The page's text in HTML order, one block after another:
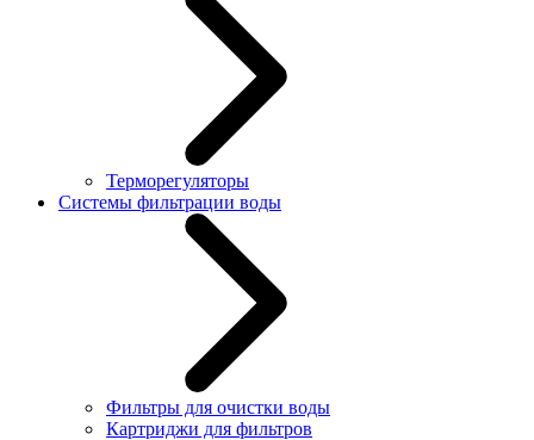
Терморегуляторы
Системы фильтрации воды
Фильтры для очистки воды
Картриджи для фильтров